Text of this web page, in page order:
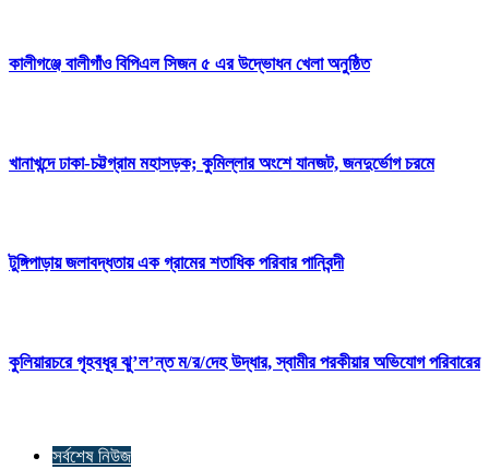
কালীগঞ্জে বালীগাঁও বিপিএল সিজন ৫ এর উদ্ভোধন খেলা অনুষ্ঠিত
খানাখন্দে ঢাকা-চট্টগ্রাম মহাসড়ক; কুমিল্লার অংশে যানজট, জনদুর্ভোগ চরমে
টুঙ্গিপাড়ায় জলাবদ্ধতায় এক গ্রামের শতাধিক পরিবার পানিবন্দী
কুলিয়ারচরে গৃহবধূর ঝু’ল’ন্ত ম/র/দেহ উদ্ধার, স্বামীর পরকীয়ার অভিযোগ পরিবারের
সর্বশেষ নিউজ